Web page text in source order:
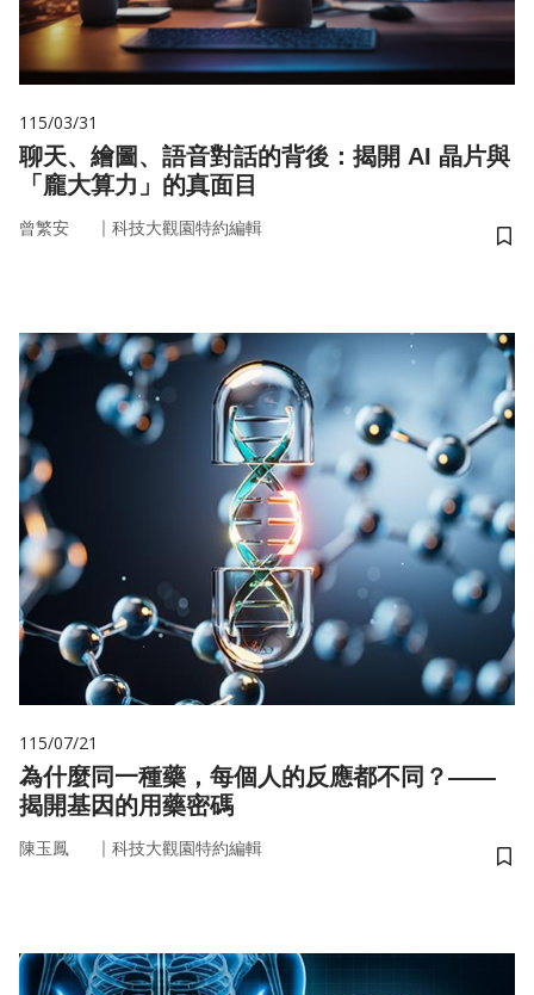
115/03/31
聊天、繪圖、語音對話的背後：揭開 AI 晶片與
「龐大算力」的真面目
曾繁安 ｜ 科技大觀園特約編輯
儲
115/07/21
為什麼同一種藥，每個人的反應都不同？——
揭開基因的用藥密碼
陳玉鳳 ｜ 科技大觀園特約編輯
儲